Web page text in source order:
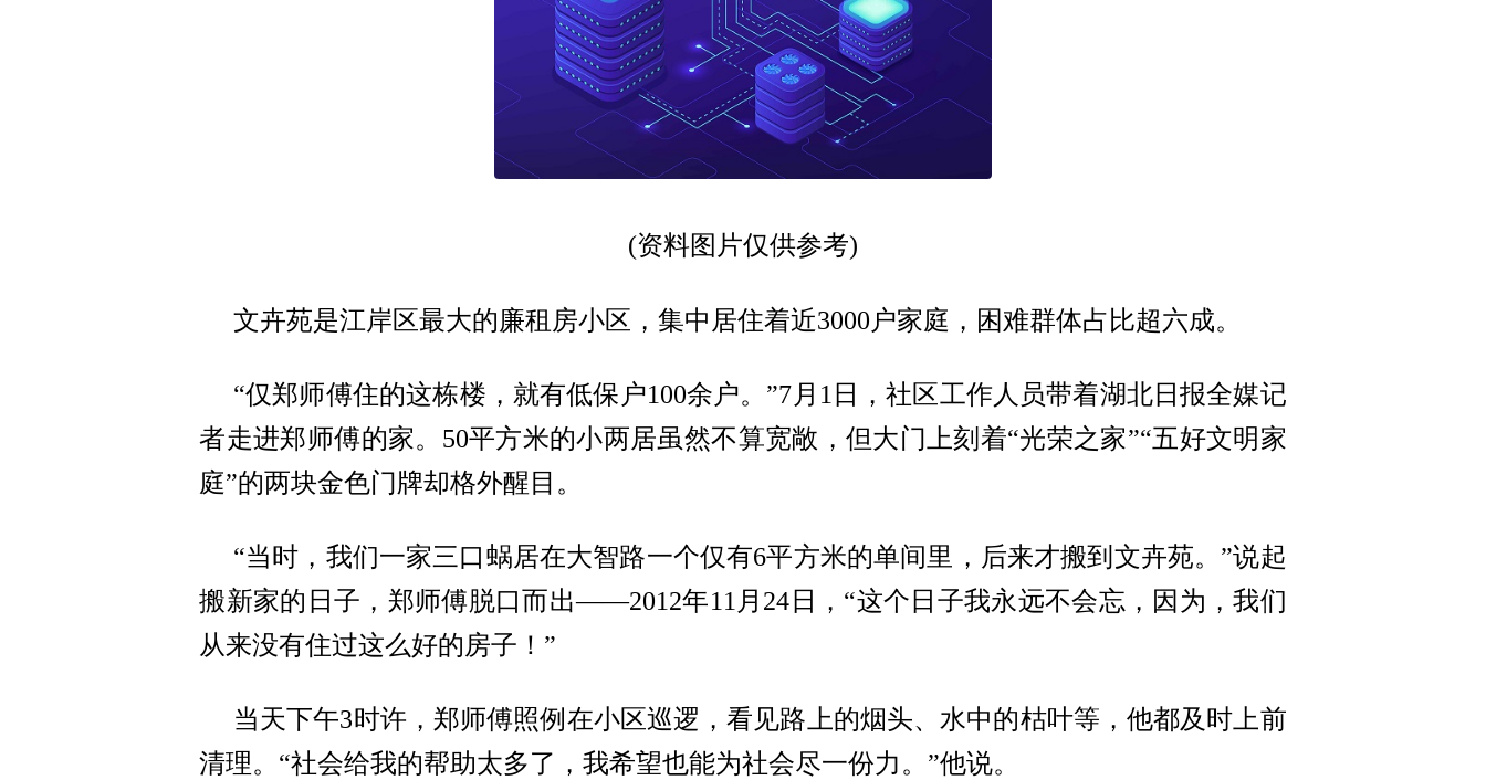
(资料图片仅供参考)
文卉苑是江岸区最大的廉租房小区，集中居住着近3000户家庭，困难群体占比超六成。
“仅郑师傅住的这栋楼，就有低保户100余户。”7月1日，社区工作人员带着湖北日报全媒记
者走进郑师傅的家。50平方米的小两居虽然不算宽敞，但大门上刻着“光荣之家”“五好文明家
庭”的两块金色门牌却格外醒目。
“当时，我们一家三口蜗居在大智路一个仅有6平方米的单间里，后来才搬到文卉苑。”说起
搬新家的日子，郑师傅脱口而出——2012年11月24日，“这个日子我永远不会忘，因为，我们
从来没有住过这么好的房子！”
当天下午3时许，郑师傅照例在小区巡逻，看见路上的烟头、水中的枯叶等，他都及时上前
清理。“社会给我的帮助太多了，我希望也能为社会尽一份力。”他说。